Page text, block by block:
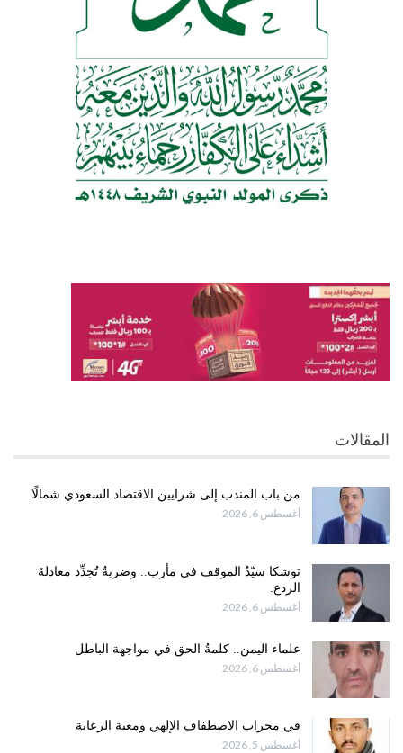
المقالات
من باب المندب إلى شرايين الاقتصاد السعودي شمالًا
أغسطس 6, 2026
توشكا سيّدُ الموقف في مأرب.. وضربةٌ تُجدِّد معادلةَ
الردع.
أغسطس 6, 2026
علماء اليمن.. كلمةُ الحق في مواجهة الباطل
أغسطس 6, 2026
في محراب الاصطفاف الإلهي ومعية الرعاية
أغسطس 5, 2026